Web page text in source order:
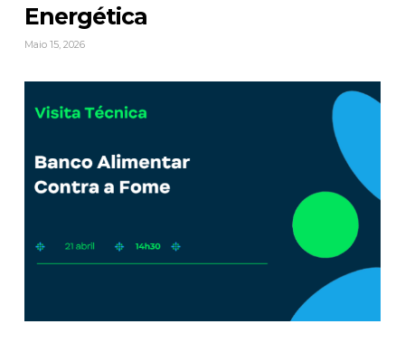
Energética
Maio 15, 2026